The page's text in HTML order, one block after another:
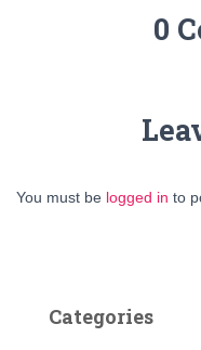
0
You must be logged in to
Categories